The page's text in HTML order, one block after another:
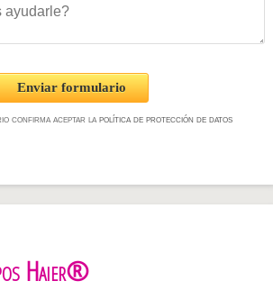
Enviar formulario
confirma aceptar la política de protección de datos
Haier®